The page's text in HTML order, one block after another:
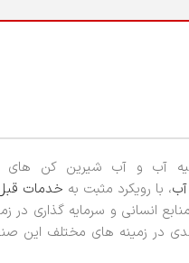
آب و آب شیرین کن
، با رویکرد مثبت به خدمات
انسانی و سرمایه گذاری در
در زمینه های مختلف این